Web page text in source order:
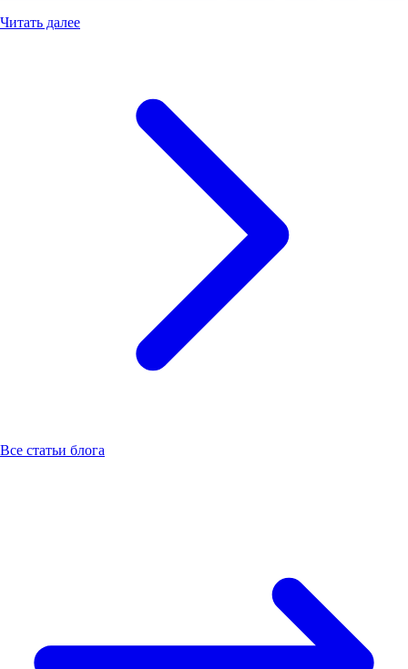
Читать далее
Все статьи блога